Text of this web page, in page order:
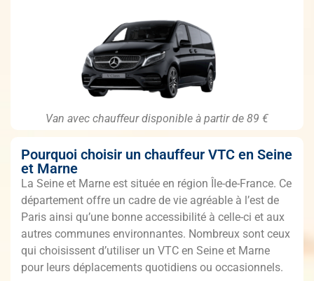
Van avec chauffeur disponible à partir de 89 €
Pourquoi choisir un chauffeur VTC en Seine
et Marne
La Seine et Marne est située en région Île-de-France. Ce
département offre un cadre de vie agréable à l’est de
Paris ainsi qu’une bonne accessibilité à celle-ci et aux
autres communes environnantes. Nombreux sont ceux
qui choisissent d’utiliser un VTC en Seine et Marne
pour leurs déplacements quotidiens ou occasionnels.